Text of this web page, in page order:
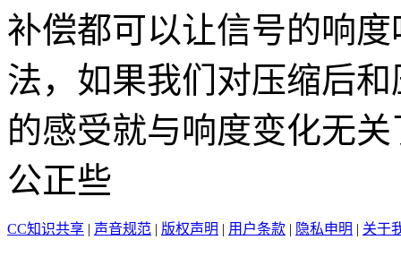
补偿都可以让信号的响
法，如果我们对压缩后
的感受就与响度变化无
公正些
CC知识共享 | 声音规范 | 版权声明 | 用户条款 | 隐私申明 | 关于